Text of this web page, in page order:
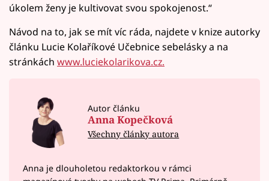
úkolem ženy je kultivovat svou spokojenost.“
Návod na to, jak se mít víc ráda, najdete v knize autorky
článku Lucie Kolaříkové Učebnice sebelásky a na
stránkách www.luciekolarikova.cz.
Autor článku
Anna Kopečková
Všechny články autora
Anna je dlouholetou redaktorkou v rámci